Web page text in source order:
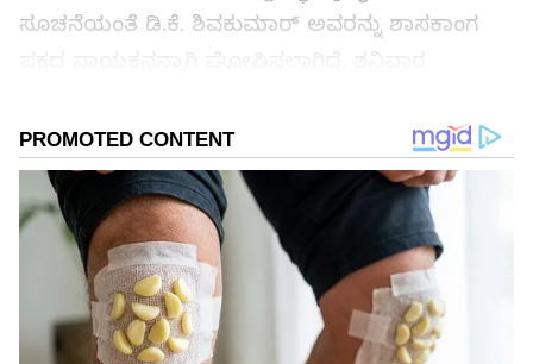
ಸೂಚನೆಯಂತೆ ಡಿ.ಕೆ. ಶಿವಕುಮಾರ್ ಅವರನ್ನು ಶಾಸಕಾಂಗ
ಸಭೆಯಲ್ಲಿ ಈ ಮಹತ್ವದ ತೀರ್ಮಾನ ಕೈಗೊಳ್ಳಲಾಗಿದ್ದು,
ಸಿದ್ದರಾಮಯ್ಯ ಅವರ ಯುಗ ಅಂತ್ಯಗೊಂಡು ಡಿ.ಕೆ.ಎಸ್
ಆಡಳಿತಕ್ಕೆ ಮುನ್ನುಡಿ ಬರೆಯಲಾಗಿದೆ.
ಸಮಗ್ರ ಸುದ್ದಿ ಮೂಲವನ್ನಾಗಿ asianet suvarna news ಅನ್ನು
ಆಯ್ಕೆ ಮಾಡಿಕೊಳ್ಳಿ